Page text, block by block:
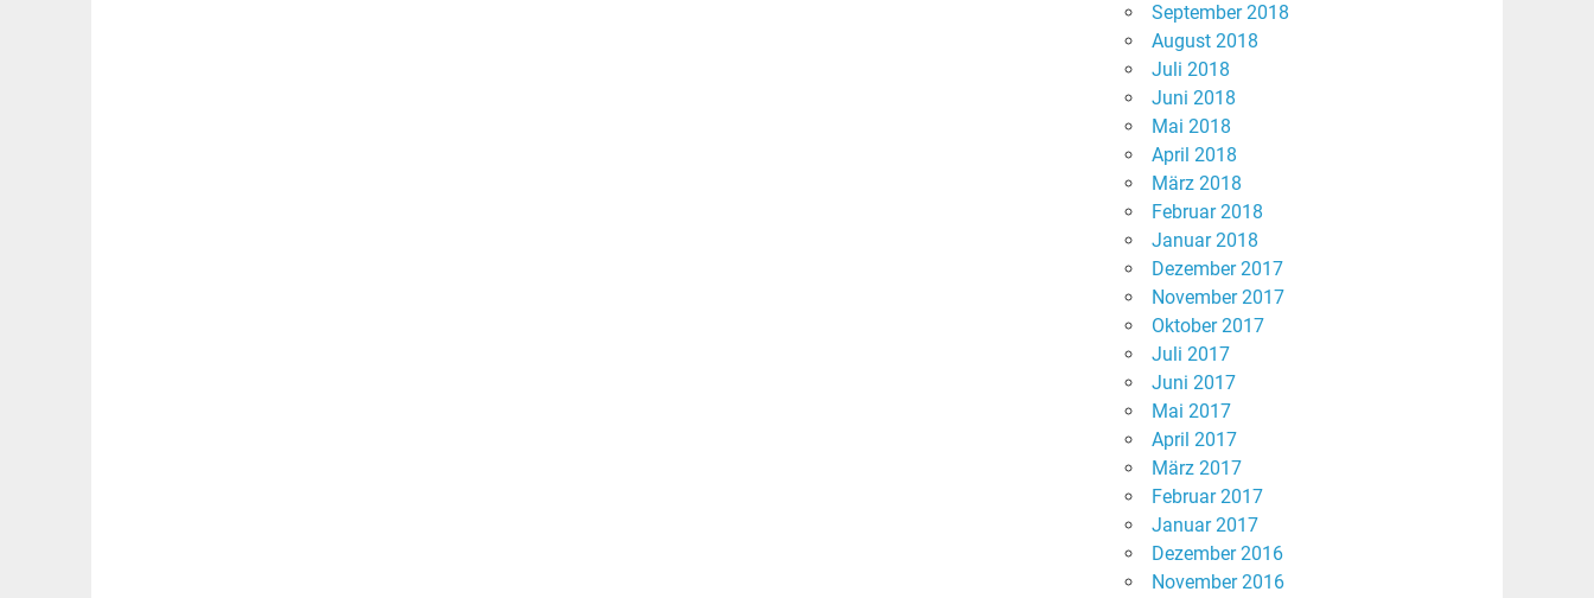
September 2018
August 2018
Juli 2018
Juni 2018
Mai 2018
April 2018
März 2018
Februar 2018
Januar 2018
Dezember 2017
November 2017
Oktober 2017
Juli 2017
Juni 2017
Mai 2017
April 2017
März 2017
Februar 2017
Januar 2017
Dezember 2016
November 2016